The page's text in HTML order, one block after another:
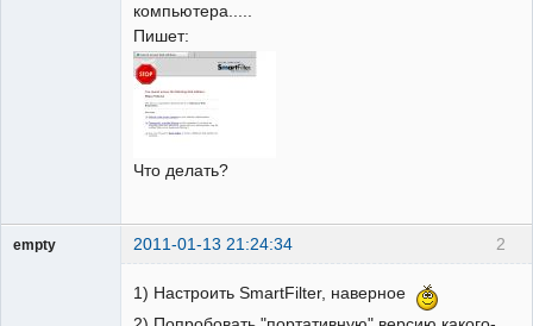
компьютера.....
Пишет:
Что делать?
2
empty 2011-01-13 21:24:34
1) Настроить SmartFilter, наверное